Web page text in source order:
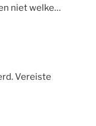
niet welke…
Vereiste